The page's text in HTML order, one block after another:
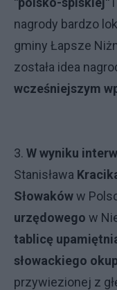
nagrody bardzo
gminy Łapsze
została idea
wcześniejszym
3. W wyniku
Stanisława
Słowakóww
urzędowego w
tablicę
słowackiego
przywiezionej z